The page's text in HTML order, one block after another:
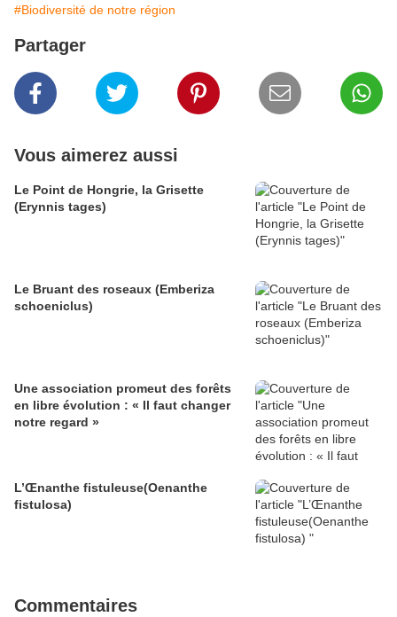
#Biodiversité de notre région
Partager
Vous aimerez aussi
Le Point de Hongrie, la Grisette
(Erynnis tages)
Le Bruant des roseaux (Emberiza
schoeniclus)
Une association promeut des forêts
en libre évolution : « Il faut changer
notre regard »
L’Œnanthe fistuleuse(Oenanthe
fistulosa)
Commentaires